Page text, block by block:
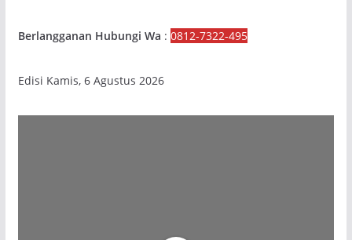
Berlangganan Hubungi Wa : 0812-7322-495
Edisi Kamis, 6 Agustus 2026